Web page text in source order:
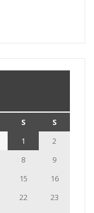
S
S
1
2
8
9
15
16
22
23